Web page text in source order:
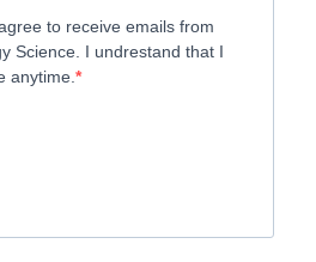
to receive emails from
Science. I undrestand that I
anytime.